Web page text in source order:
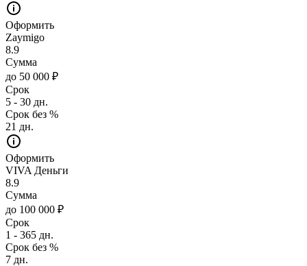
Оформить
Zaymigo
8.9
Сумма
до 50 000 ₽
Срок
5 - 30 дн.
Срок без %
21 дн.
Оформить
VIVA Деньги
8.9
Сумма
до 100 000 ₽
Срок
1 - 365 дн.
Срок без %
7 дн.